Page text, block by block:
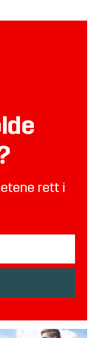
rett i